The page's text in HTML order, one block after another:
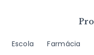
Escola Farmácia